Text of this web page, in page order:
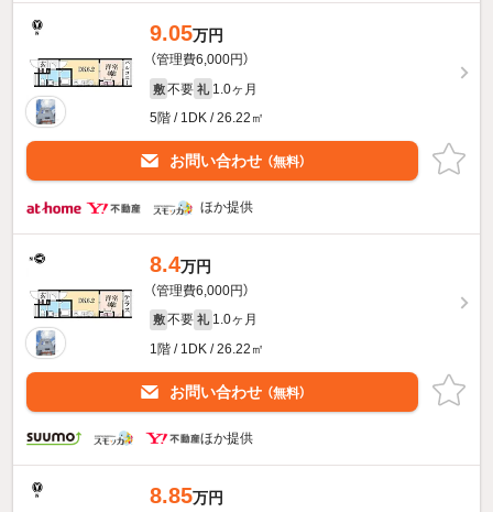
9.05万円
（管理費6,000円）
敷 不要 礼 1.0ヶ月
5階 / 1DK / 26.22㎡
お問い合わせ （無料）
ほか提供
8.4万円
（管理費6,000円）
敷 不要 礼 1.0ヶ月
1階 / 1DK / 26.22㎡
お問い合わせ （無料）
ほか提供
8.85万円